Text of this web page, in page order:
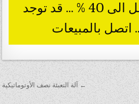
← آلة التعبئة نصف الأوتوماتيكية